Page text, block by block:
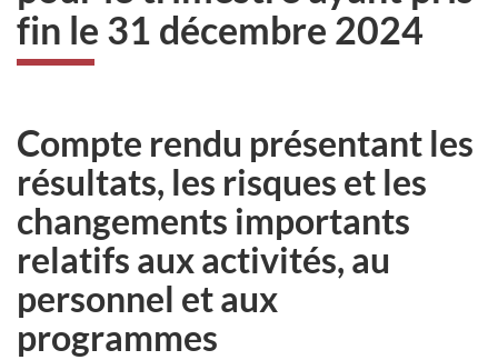
fin le 31 décembre 2024
Compte rendu présentant les
résultats, les risques et les
changements importants
relatifs aux activités, au
personnel et aux
programmes